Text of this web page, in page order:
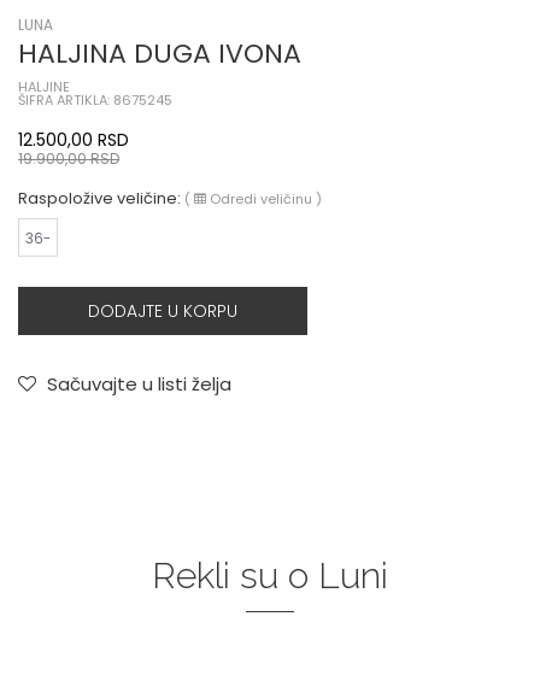
LUNA
HALJINA DUGA IVONA
HALJINE
ŠIFRA ARTIKLA: 8675245
12.500,00 RSD
19.900,00RSD
Raspoložive veličine: ( Odredi veličinu )
36-
DODAJTE U KORPU
Sačuvajte u listi želja
Rekli su o Luni